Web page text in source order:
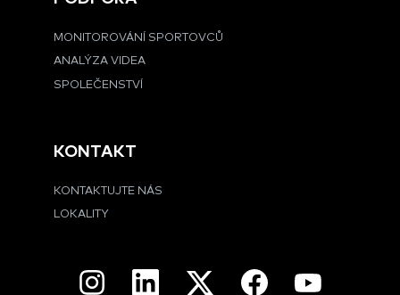
MONITOROVÁNÍ SPORTOVCŮ
ANALÝZA VIDEA
SPOLEČENSTVÍ
KONTAKT
KONTAKTUJTE NÁS
LOKALITY